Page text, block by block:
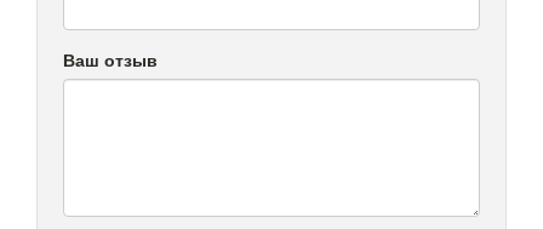
Ваш отзыв